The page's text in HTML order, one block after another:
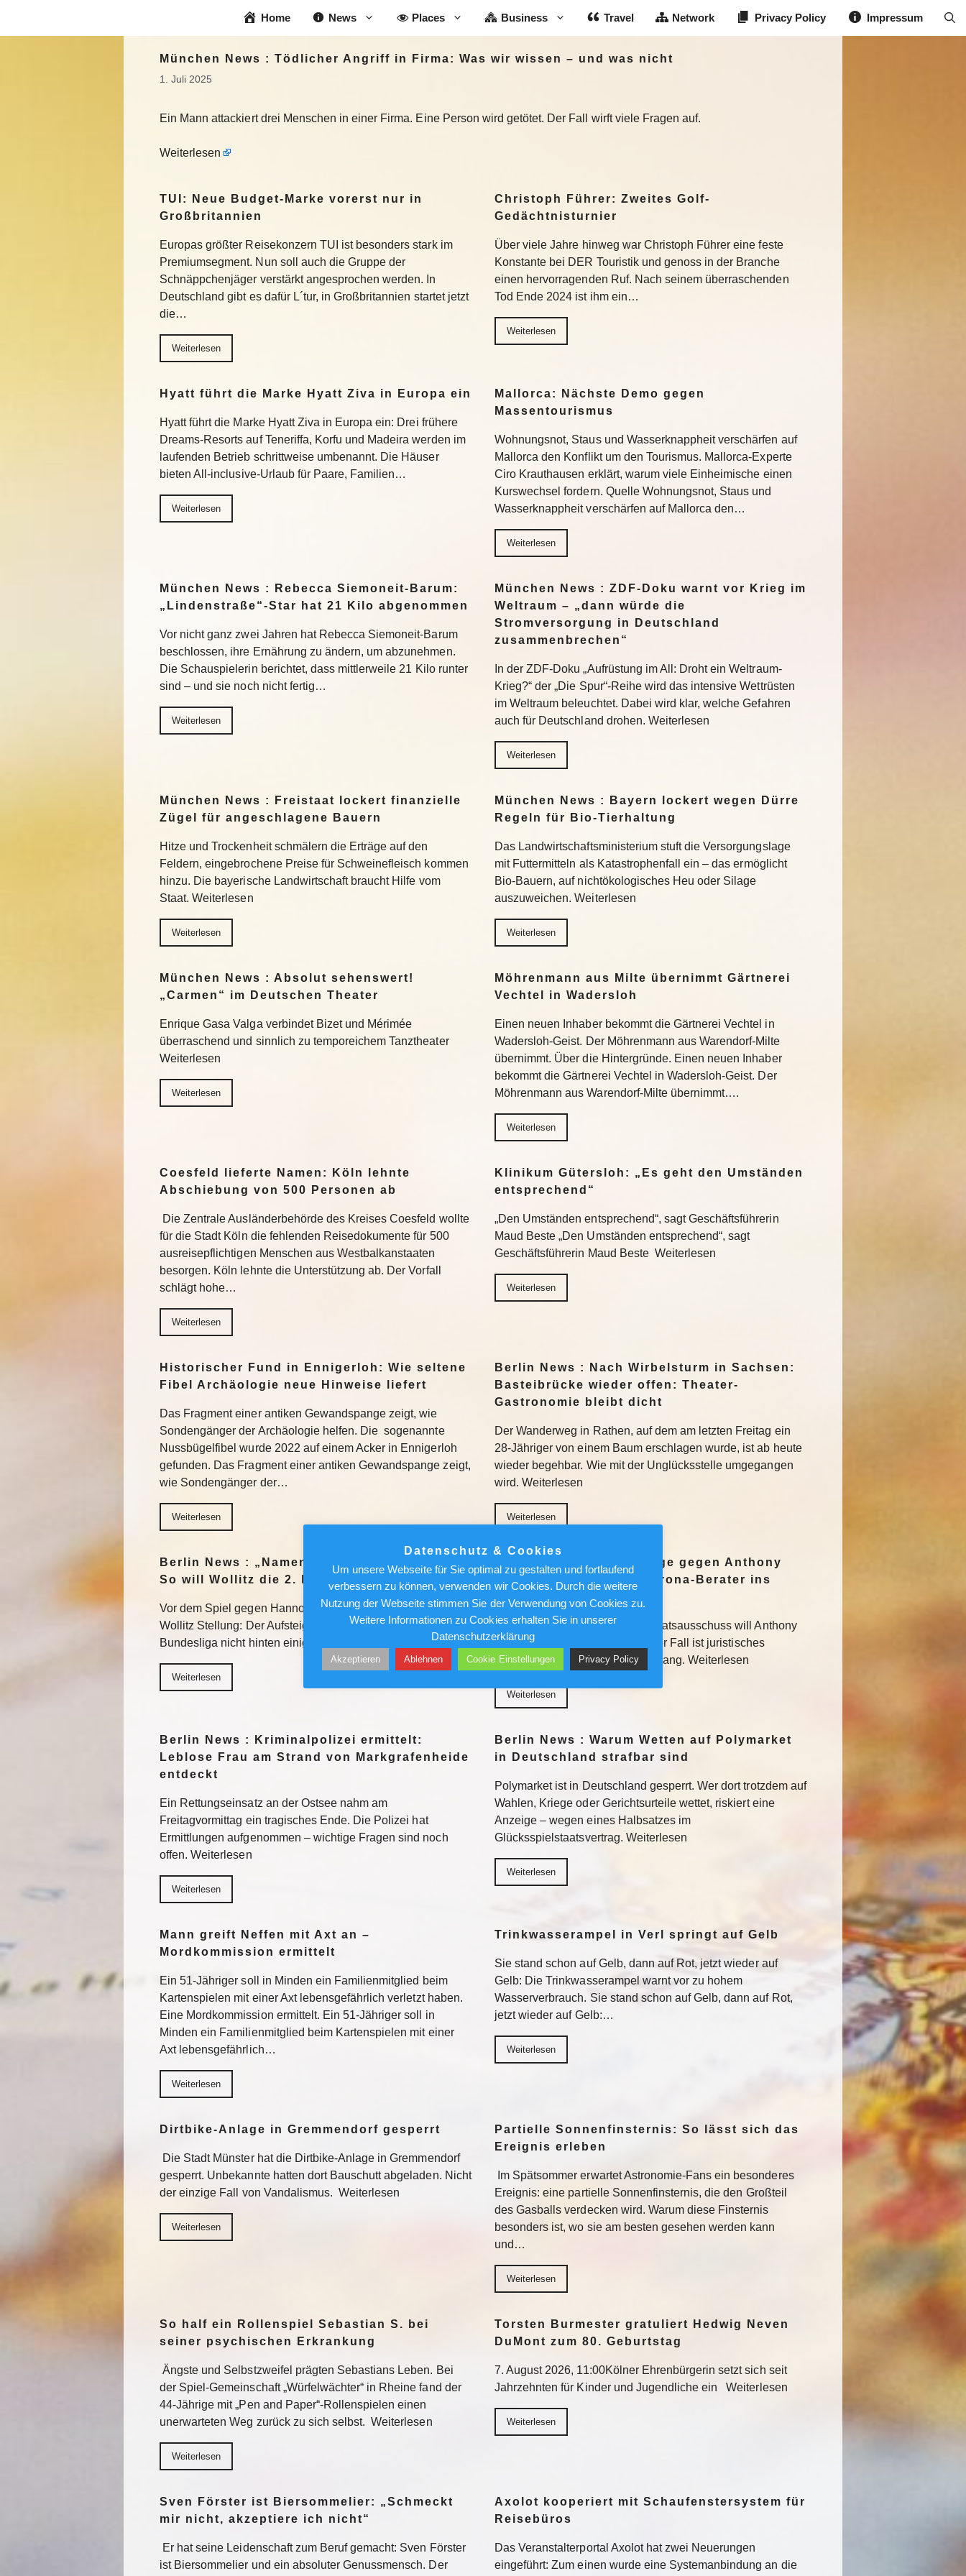
Home News Places Business Travel Network Privacy Policy Impressum
München News : Tödlicher Angriff in Firma: Was wir wissen – und was nicht
1. Juli 2025
Ein Mann attackiert drei Menschen in einer Firma. Eine Person wird getötet. Der Fall wirft viele Fragen auf.
Weiterlesen
TUI: Neue Budget-Marke vorerst nur in
Großbritannien
Europas größter Reisekonzern TUI ist besonders stark im
Premiumsegment. Nun soll auch die Gruppe der
Schnäppchenjäger verstärkt angesprochen werden. In
Deutschland gibt es dafür L´tur, in Großbritannien startet jetzt
die…
Weiterlesen
Christoph Führer: Zweites Golf-
Gedächtnisturnier
Über viele Jahre hinweg war Christoph Führer eine feste
Konstante bei DER Touristik und genoss in der Branche
einen hervorragenden Ruf. Nach seinem überraschenden
Tod Ende 2024 ist ihm ein…
Weiterlesen
Hyatt führt die Marke Hyatt Ziva in Europa ein
Hyatt führt die Marke Hyatt Ziva in Europa ein: Drei frühere
Dreams-Resorts auf Teneriffa, Korfu und Madeira werden im
laufenden Betrieb schrittweise umbenannt. Die Häuser
bieten All-inclusive-Urlaub für Paare, Familien…
Weiterlesen
Mallorca: Nächste Demo gegen
Massentourismus
Wohnungsnot, Staus und Wasserknappheit verschärfen auf
Mallorca den Konflikt um den Tourismus. Mallorca-Experte
Ciro Krauthausen erklärt, warum viele Einheimische einen
Kurswechsel fordern. Quelle Wohnungsnot, Staus und
Wasserknappheit verschärfen auf Mallorca den…
Weiterlesen
München News : Rebecca Siemoneit-Barum:
„Lindenstraße“-Star hat 21 Kilo abgenommen
Vor nicht ganz zwei Jahren hat Rebecca Siemoneit-Barum
beschlossen, ihre Ernährung zu ändern, um abzunehmen.
Die Schauspielerin berichtet, dass mittlerweile 21 Kilo runter
sind – und sie noch nicht fertig…
Weiterlesen
München News : ZDF-Doku warnt vor Krieg im
Weltraum – „dann würde die
Stromversorgung in Deutschland
zusammenbrechen“
In der ZDF-Doku „Aufrüstung im All: Droht ein Weltraum-
Krieg?“ der „Die Spur“-Reihe wird das intensive Wettrüsten
im Weltraum beleuchtet. Dabei wird klar, welche Gefahren
auch für Deutschland drohen. Weiterlesen
Weiterlesen
München News : Freistaat lockert finanzielle
Zügel für angeschlagene Bauern
Hitze und Trockenheit schmälern die Erträge auf den
Feldern, eingebrochene Preise für Schweinefleisch kommen
hinzu. Die bayerische Landwirtschaft braucht Hilfe vom
Staat. Weiterlesen
Weiterlesen
München News : Bayern lockert wegen Dürre
Regeln für Bio-Tierhaltung
Das Landwirtschaftsministerium stuft die Versorgungslage
mit Futtermitteln als Katastrophenfall ein – das ermöglicht
Bio-Bauern, auf nichtökologisches Heu oder Silage
auszuweichen. Weiterlesen
Weiterlesen
München News : Absolut sehenswert!
„Carmen“ im Deutschen Theater
Enrique Gasa Valga verbindet Bizet und Mérimée
überraschend und sinnlich zu temporeichem Tanztheater
Weiterlesen
Weiterlesen
Möhrenmann aus Milte übernimmt Gärtnerei
Vechtel in Wadersloh
Einen neuen Inhaber bekommt die Gärtnerei Vechtel in
Wadersloh-Geist. Der Möhrenmann aus Warendorf-Milte
übernimmt. Über die Hintergründe. Einen neuen Inhaber
bekommt die Gärtnerei Vechtel in Wadersloh-Geist. Der
Möhrenmann aus Warendorf-Milte übernimmt….
Weiterlesen
Coesfeld lieferte Namen: Köln lehnte
Abschiebung von 500 Personen ab
Die Zentrale Ausländerbehörde des Kreises Coesfeld wollte
für die Stadt Köln die fehlenden Reisedokumente für 500
ausreisepflichtigen Menschen aus Westbalkanstaaten
besorgen. Köln lehnte die Unterstützung ab. Der Vorfall
schlägt hohe…
Weiterlesen
Klinikum Gütersloh: „Es geht den Umständen
entsprechend“
„Den Umständen entsprechend“, sagt Geschäftsführerin
Maud Beste „Den Umständen entsprechend“, sagt
Geschäftsführerin Maud Beste Weiterlesen
Weiterlesen
Historischer Fund in Ennigerloh: Wie seltene
Fibel Archäologie neue Hinweise liefert
Das Fragment einer antiken Gewandspange zeigt, wie
Sondengänger der Archäologie helfen. Die sogenannte
Nussbügelfibel wurde 2022 auf einem Acker in Ennigerloh
gefunden. Das Fragment einer antiken Gewandspange zeigt,
wie Sondengänger der…
Weiterlesen
Berlin News : Nach Wirbelsturm in Sachsen:
Basteibrücke wieder offen: Theater-
Gastronomie bleibt dicht
Der Wanderweg in Rathen, auf dem am letzten Freitag ein
28-Jähriger von einem Baum erschlagen wurde, ist ab heute
wieder begehbar. Wie mit der Unglücksstelle umgegangen
wird. Weiterlesen
Weiterlesen
Berlin News : „Namen machen, nicht holen“:
So will Wollitz die 2. Bundesliga aufmischen
Vor dem Spiel gegen Hannover 96 bezieht Claus-Dieter
Wollitz Stellung: Der Aufsteiger wird sich auch in der 2.
Bundesliga nicht hinten einigeln. Weiterlesen
Weiterlesen
Berlin News : Strafanzeige gegen Anthony
Fauci: Kommt der Ex-Corona-Berater ins
Gefängnis?
Ein republikanisch geführter Senatsausschuss will Anthony
Fauci strafrechtlich belangen. Der Fall ist juristisches
Neuland – mit ungewissem Ausgang. Weiterlesen
Weiterlesen
Berlin News : Kriminalpolizei ermittelt:
Leblose Frau am Strand von Markgrafenheide
entdeckt
Ein Rettungseinsatz an der Ostsee nahm am
Freitagvormittag ein tragisches Ende. Die Polizei hat
Ermittlungen aufgenommen – wichtige Fragen sind noch
offen. Weiterlesen
Weiterlesen
Berlin News : Warum Wetten auf Polymarket
in Deutschland strafbar sind
Polymarket ist in Deutschland gesperrt. Wer dort trotzdem auf
Wahlen, Kriege oder Gerichtsurteile wettet, riskiert eine
Anzeige – wegen eines Halbsatzes im
Glücksspielstaatsvertrag. Weiterlesen
Weiterlesen
Mann greift Neffen mit Axt an –
Mordkommission ermittelt
Ein 51-Jähriger soll in Minden ein Familienmitglied beim
Kartenspielen mit einer Axt lebensgefährlich verletzt haben.
Eine Mordkommission ermittelt. Ein 51-Jähriger soll in
Minden ein Familienmitglied beim Kartenspielen mit einer
Axt lebensgefährlich…
Weiterlesen
Trinkwasserampel in Verl springt auf Gelb
Sie stand schon auf Gelb, dann auf Rot, jetzt wieder auf
Gelb: Die Trinkwasserampel warnt vor zu hohem
Wasserverbrauch. Sie stand schon auf Gelb, dann auf Rot,
jetzt wieder auf Gelb:…
Weiterlesen
Dirtbike-Anlage in Gremmendorf gesperrt
Die Stadt Münster hat die Dirtbike-Anlage in Gremmendorf
gesperrt. Unbekannte hatten dort Bauschutt abgeladen. Nicht
der einzige Fall von Vandalismus. Weiterlesen
Weiterlesen
Partielle Sonnenfinsternis: So lässt sich das
Ereignis erleben
Im Spätsommer erwartet Astronomie-Fans ein besonderes
Ereignis: eine partielle Sonnenfinsternis, die den Großteil
des Gasballs verdecken wird. Warum diese Finsternis
besonders ist, wo sie am besten gesehen werden kann
und…
Weiterlesen
So half ein Rollenspiel Sebastian S. bei
seiner psychischen Erkrankung
Ängste und Selbstzweifel prägten Sebastians Leben. Bei
der Spiel-Gemeinschaft „Würfelwächter“ in Rheine fand der
44-Jährige mit „Pen and Paper“-Rollenspielen einen
unerwarteten Weg zurück zu sich selbst. Weiterlesen
Weiterlesen
Torsten Burmester gratuliert Hedwig Neven
DuMont zum 80. Geburtstag
7. August 2026, 11:00Kölner Ehrenbürgerin setzt sich seit
Jahrzehnten für Kinder und Jugendliche ein Weiterlesen
Weiterlesen
Sven Förster ist Biersommelier: „Schmeckt
mir nicht, akzeptiere ich nicht“
Er hat seine Leidenschaft zum Beruf gemacht: Sven Förster
ist Biersommelier und ein absoluter Genussmensch. Der
Axolot kooperiert mit Schaufenstersystem für
Reisebüros
Das Veranstalterportal Axolot hat zwei Neuerungen
eingeführt: Zum einen wurde eine Systemanbindung an die
Datenschutz & Cookies
Um unsere Webseite für Sie optimal zu gestalten und fortlaufend
verbessern zu können, verwenden wir Cookies. Durch die weitere
Nutzung der Webseite stimmen Sie der Verwendung von Cookies zu.
Weitere Informationen zu Cookies erhalten Sie in unserer
Datenschutzerklärung
Akzeptieren Ablehnen Cookie Einstellungen Privacy Policy